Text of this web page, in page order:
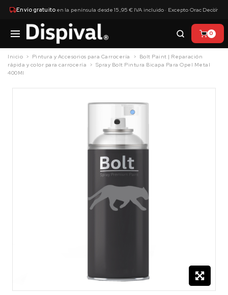
Envío gratuitoen la península desde 15,95 € IVA incluido · Excepto Orac Decor
×
0
Inicio Pintura y Accesorios para Carrocería
Bolt Paint | Reparación
rápida y color para carrocería
Spray Bolt Pintura Bicapa Para Opel Metal
400Ml